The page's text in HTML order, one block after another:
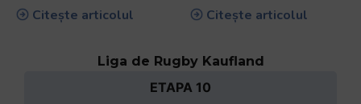
Citește articolul
Citește articolul
Liga de Rugby Kaufland
ETAPA 10